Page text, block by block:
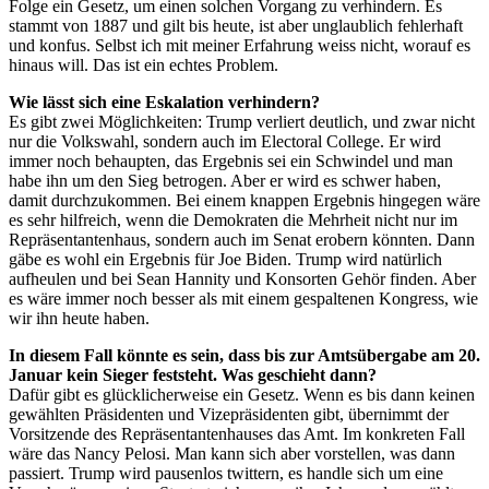
Folge ein Gesetz, um einen solchen Vorgang zu verhindern. Es
stammt von 1887 und gilt bis heute, ist aber unglaublich fehlerhaft
und konfus. Selbst ich mit meiner Erfahrung weiss nicht, worauf es
hinaus will. Das ist ein echtes Problem.
Wie lässt sich eine Eskalation verhindern?
Es gibt zwei Möglichkeiten: Trump verliert deutlich, und zwar nicht
nur die Volkswahl, sondern auch im Electoral College. Er wird
immer noch behaupten, das Ergebnis sei ein Schwindel und man
habe ihn um den Sieg betrogen. Aber er wird es schwer haben,
damit durchzukommen. Bei einem knappen Ergebnis hingegen wäre
es sehr hilfreich, wenn die Demokraten die Mehrheit nicht nur im
Repräsentantenhaus, sondern auch im Senat erobern könnten. Dann
gäbe es wohl ein Ergebnis für Joe Biden. Trump wird natürlich
aufheulen und bei Sean Hannity und Konsorten Gehör finden. Aber
es wäre immer noch besser als mit einem gespaltenen Kongress, wie
wir ihn heute haben.
In diesem Fall könnte es sein, dass bis zur Amtsübergabe am 20.
Januar kein Sieger feststeht. Was geschieht dann?
Dafür gibt es glücklicherweise ein Gesetz. Wenn es bis dann keinen
gewählten Präsidenten und Vizepräsidenten gibt, übernimmt der
Vorsitzende des Repräsentantenhauses das Amt. Im konkreten Fall
wäre das Nancy Pelosi. Man kann sich aber vorstellen, was dann
passiert. Trump wird pausenlos twittern, es handle sich um eine